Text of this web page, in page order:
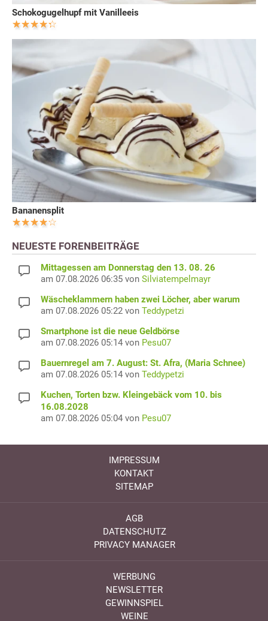
Schokogugelhupf mit Vanilleeis
Bananensplit
NEUESTE FORENBEITRÄGE
Mittagessen am Donnerstag den 13. 08. 26
am 07.08.2026 06:35 von Silviatempelmayr
Wäscheklammern haben zwei Löcher, aber warum
am 07.08.2026 05:22 von Teddypetzi
Smartphone ist die neue Geldbörse
am 07.08.2026 05:14 von Pesu07
Bauernregel am 7. August: St. Afra, (Maria Schnee)
am 07.08.2026 05:14 von Teddypetzi
Kuchen, Torten bzw. Kleingebäck vom 10. bis
16.08.2028
am 07.08.2026 05:04 von Pesu07
IMPRESSUM
KONTAKT
SITEMAP
AGB
DATENSCHUTZ
PRIVACY MANAGER
WERBUNG
NEWSLETTER
GEWINNSPIEL
WEINE